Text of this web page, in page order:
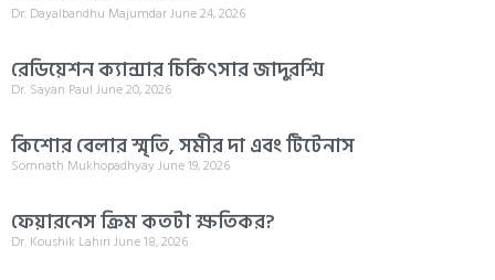
Dr. Dayalbandhu MajumdarJune 24, 2026
রেডিয়েশন ক্যান্সার চিকিৎসার জাদুরশ্মি
Dr. Sayan Paul June 20, 2026
কিশোর বেলার স্মৃতি, সমীর দা এবং টিটেনাস
Somnath MukhopadhyayJune 19, 2026
ফেয়ারনেস ক্রিম কতটা ক্ষতিকর?
Dr. Koushik Lahiri June 18, 2026